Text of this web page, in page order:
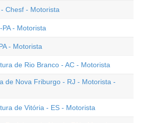
Chesf - Motorista
- Motorista
- Motorista
de Rio Branco - AC - Motorista
de Nova Friburgo - RJ - Motorista -
de Vitória - ES - Motorista